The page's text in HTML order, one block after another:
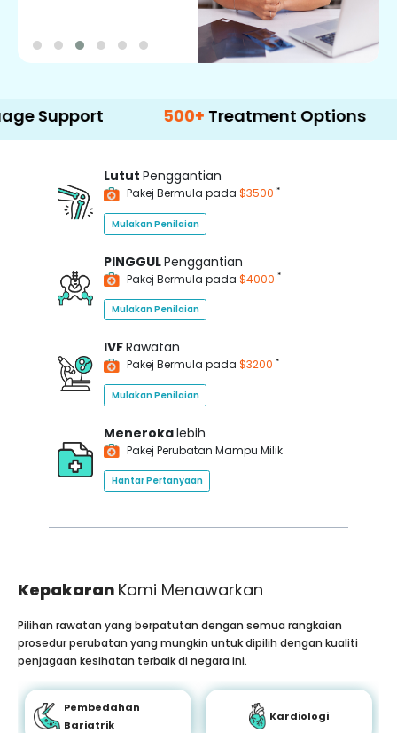
500+ Treatment Options
Lutut Penggantian
Pakej Bermula pada $3500 *
Mulakan Penilaian
PINGGULPenggantian
Pakej Bermula pada $4000 *
Mulakan Penilaian
IVFRawatan
Pakej Bermula pada $3200 *
Mulakan Penilaian
Menerokalebih
Pakej Perubatan Mampu Milik
Hantar Pertanyaan
Kepakaran Kami Menawarkan
Pilihan rawatan yang berpatutan dengan semua rangkaian
prosedur perubatan yang mungkin untuk dipilih dengan kualiti
penjagaan kesihatan terbaik di negara ini.
Pembedahan
Bariatrik
Kardiologi